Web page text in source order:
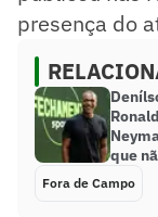
presença do
que
Fora de Campo